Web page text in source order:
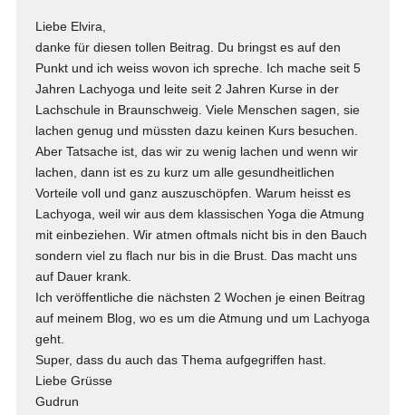
Liebe Elvira,
danke für diesen tollen Beitrag. Du bringst es auf den
Punkt und ich weiss wovon ich spreche. Ich mache seit 5
Jahren Lachyoga und leite seit 2 Jahren Kurse in der
Lachschule in Braunschweig. Viele Menschen sagen, sie
lachen genug und müssten dazu keinen Kurs besuchen.
Aber Tatsache ist, das wir zu wenig lachen und wenn wir
lachen, dann ist es zu kurz um alle gesundheitlichen
Vorteile voll und ganz auszuschöpfen. Warum heisst es
Lachyoga, weil wir aus dem klassischen Yoga die Atmung
mit einbeziehen. Wir atmen oftmals nicht bis in den Bauch
sondern viel zu flach nur bis in die Brust. Das macht uns
auf Dauer krank.
Ich veröffentliche die nächsten 2 Wochen je einen Beitrag
auf meinem Blog, wo es um die Atmung und um Lachyoga
geht.
Super, dass du auch das Thema aufgegriffen hast.
Liebe Grüsse
Gudrun